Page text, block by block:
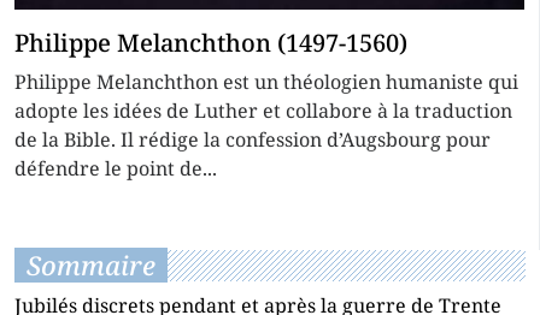
Philippe Melanchthon (1497-1560)
Philippe Melanchthon est un théologien humaniste qui
adopte les idées de Luther et collabore à la traduction
de la Bible. Il rédige la confession d’Augsbourg pour
défendre le point de...
Sommaire
Jubilés discrets pendant et après la guerre de Trente